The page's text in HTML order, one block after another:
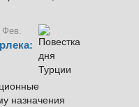
Фев.
назначения